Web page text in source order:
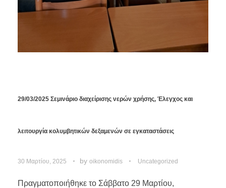
29/03/2025 Σεμινάριο διαχείρισης νερών χρήσης, Έλεγχος και
λειτουργία κολυμβητικών δεξαμενών σε εγκαταστάσεις
30 Μαρτίου, 2025 by oikonomidis Uncategorized
Πραγματοποιήθηκε το Σάββατο 29 Μαρτίου,